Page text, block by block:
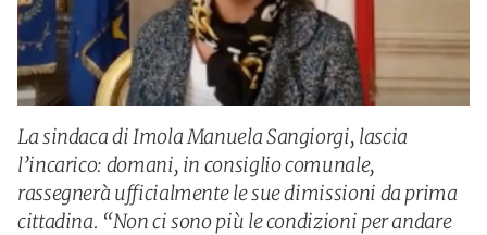
La sindaca di Imola Manuela Sangiorgi, lascia
l’incarico: domani, in consiglio comunale,
rassegnerà ufficialmente le sue dimissioni da prima
cittadina. “Non ci sono più le condizioni per andare